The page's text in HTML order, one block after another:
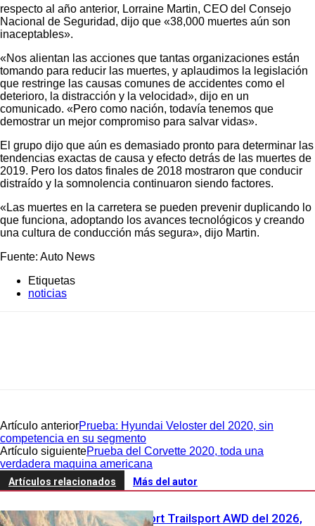
respecto al año anterior, Lorraine Martin, CEO del Consejo
Nacional de Seguridad, dijo que «38,000 muertes aún son
inaceptables».
«Nos alientan las acciones que tantas organizaciones están
tomando para reducir las muertes, y aplaudimos la legislación
que restringe las causas comunes de accidentes como el
deterioro, la distracción y la velocidad», dijo en un
comunicado. «Pero como nación, todavía tenemos que
demostrar un mejor compromiso para salvar vidas».
El grupo dijo que aún es demasiado pronto para determinar las
tendencias exactas de causa y efecto detrás de las muertes de
2019. Pero los datos finales de 2018 mostraron que conducir
distraído y la somnolencia continuaron siendo factores.
«Las muertes en la carretera se pueden prevenir duplicando lo
que funciona, adoptando los avances tecnológicos y creando
una cultura de conducción más segura», dijo Martin.
Fuente: Auto News
Etiquetas
noticias
Artículo anteriorPrueba: Hyundai Veloster del 2020, sin
competencia en su segmento
Artículo siguientePrueba del Corvette 2020, toda una
verdadera maquina americana
Artículos relacionados Más del autor
Honda Passport Trailsport AWD del 2026,